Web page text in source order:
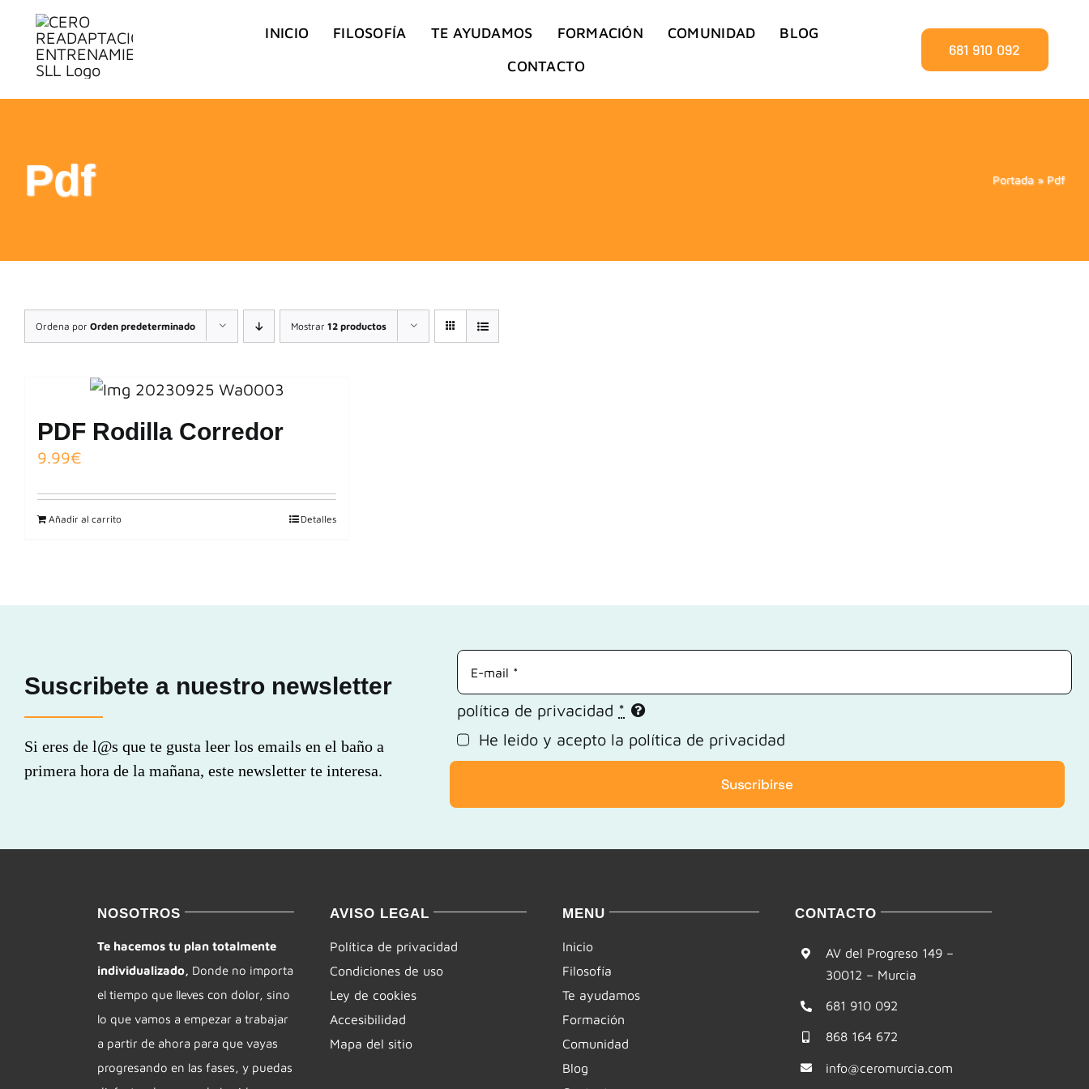
Saltar
contenido
INICIO FILOSOFÍA TE AYUDAMOS FORMACIÓN COMUNIDAD
BLOG
CONTACTO
681 910 092
Pdf Portada» Pdf
Ordena por Orden predeterminado Mostrar 12 productos
PDF Rodilla Corredor
9.99€
Añadir al carrito Detalles
Suscribete a nuestro newsletter
Si eres de l@s que te gusta leer los emails en el baño a
primera hora de la mañana, este newsletter te interesa.
política de privacidad *
He leido y acepto la política de privacidad
Suscribirse
NOSOTROS
Te hacemos tu plan totalmente
individualizado, Donde no importa
el tiempo que lleves con dolor, sino
lo que vamos a empezar a trabajar
a partir de ahora para que vayas
progresando en las fases, y puedas
AVISO LEGAL
Política de privacidad
Condiciones de uso
Ley de cookies
Accesibilidad
Mapa del sitio
MENU
Inicio
Filosofía
Te ayudamos
Formación
Comunidad
Blog
CONTACTO
AV del Progreso 149 –
30012 – Murcia
681 910 092
868 164 672
info@ceromurcia.com